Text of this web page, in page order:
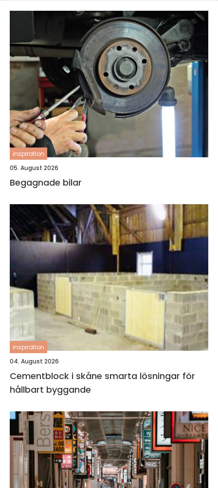
inspiration
05. August 2026
Begagnade bilar
inspiration
04. August 2026
Cementblock i skåne smarta lösningar för
hållbart byggande